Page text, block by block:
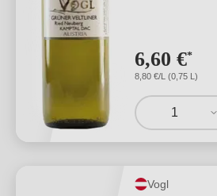
6,60 €*
8,80 €/L (0,75 L)
1
Vogl